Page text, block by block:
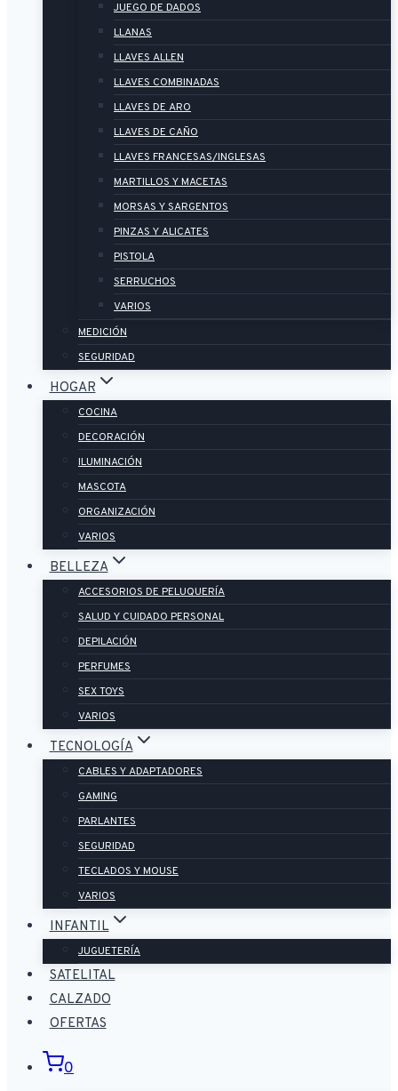
JUEGO DE DADOS
LLANAS
LLAVES ALLEN
LLAVES COMBINADAS
LLAVES DE ARO
LLAVES DE CAÑO
LLAVES FRANCESAS/INGLESAS
MARTILLOS Y MACETAS
MORSAS Y SARGENTOS
PINZAS Y ALICATES
PISTOLA
SERRUCHOS
VARIOS
MEDICIÓN
SEGURIDAD
HOGAR
COCINA
DECORACIÓN
ILUMINACIÓN
MASCOTA
ORGANIZACIÓN
VARIOS
BELLEZA
ACCESORIOS DE PELUQUERÍA
SALUD Y CUIDADO PERSONAL
DEPILACIÓN
PERFUMES
SEX TOYS
VARIOS
TECNOLOGÍA
CABLES Y ADAPTADORES
GAMING
PARLANTES
SEGURIDAD
TECLADOS Y MOUSE
VARIOS
INFANTIL
JUGUETERÍA
SATELITAL
CALZADO
OFERTAS
0